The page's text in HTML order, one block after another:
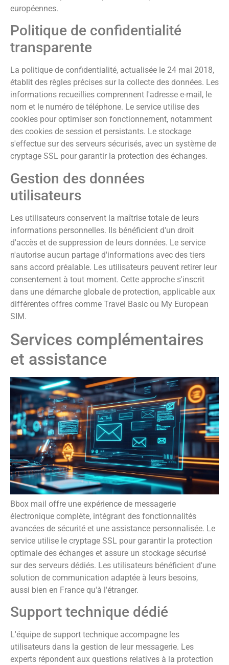
européennes.
Politique de confidentialité
transparente
La politique de confidentialité, actualisée le 24 mai 2018,
établit des règles précises sur la collecte des données. Les
informations recueillies comprennent l'adresse e-mail, le
nom et le numéro de téléphone. Le service utilise des
cookies pour optimiser son fonctionnement, notamment
des cookies de session et persistants. Le stockage
s'effectue sur des serveurs sécurisés, avec un système de
cryptage SSL pour garantir la protection des échanges.
Gestion des données
utilisateurs
Les utilisateurs conservent la maîtrise totale de leurs
informations personnelles. Ils bénéficient d'un droit
d'accès et de suppression de leurs données. Le service
n'autorise aucun partage d'informations avec des tiers
sans accord préalable. Les utilisateurs peuvent retirer leur
consentement à tout moment. Cette approche s'inscrit
dans une démarche globale de protection, applicable aux
différentes offres comme Travel Basic ou My European
SIM.
Services complémentaires
et assistance
Bbox mail offre une expérience de messagerie
électronique complète, intégrant des fonctionnalités
avancées de sécurité et une assistance personnalisée. Le
service utilise le cryptage SSL pour garantir la protection
optimale des échanges et assure un stockage sécurisé
sur des serveurs dédiés. Les utilisateurs bénéficient d'une
solution de communication adaptée à leurs besoins,
aussi bien en France qu'à l'étranger.
Support technique dédié
L'équipe de support technique accompagne les
utilisateurs dans la gestion de leur messagerie. Les
experts répondent aux questions relatives à la protection